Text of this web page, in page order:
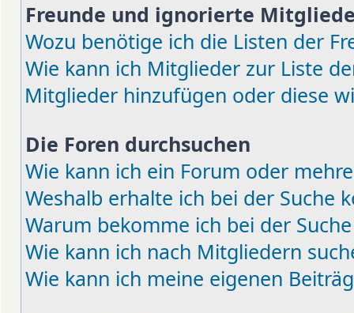
Freunde und ignorierte
Wozu benötige ich die Listen der
Wie kann ich Mitglieder zur Liste
Mitglieder hinzufügen oder diese
Die Foren durchsuchen
Wie kann ich ein Forum oder
Weshalb erhalte ich bei der Suche
Warum bekomme ich bei der
Wie kann ich nach Mitgliedern
Wie kann ich meine eigenen